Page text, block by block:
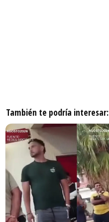
También te podría interesar: